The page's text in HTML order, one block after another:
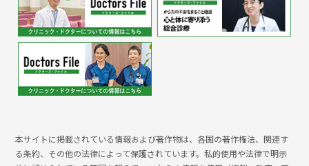
本サイトに掲載されている情報および著作物は、各国の著作権法、関連す
る条約、その他の法律によって保護されています。私的使用や法律で明示